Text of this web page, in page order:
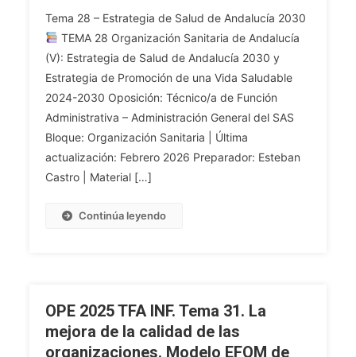
Acreditación
Y
Calidad.
La
Agencia
De
Calidad
Sanitaria
Sanitaria:
Uso
Apropiado
De
ADM
GRAL.
Tema
28.
Organización
Sanitaria
De
Andalucía
Salud
Estrategia
De
Promoción
Tema 28 – Estrategia de Salud de Andalucía 2030
TEMA 28 Organización Sanitaria de Andalucía
(V): Estrategia de Salud de Andalucía 2030 y
Estrategia de Promoción de una Vida Saludable
2024-2030 Oposición: Técnico/a de Función
Administrativa – Administración General del SAS
Bloque: Organización Sanitaria | Última
actualización: Febrero 2026 Preparador: Esteban
Castro | Material […]
Continúa leyendo
OPE 2025 TFA INF. Tema 31. La
mejora de la calidad de las
organizaciones. Modelo EFQM de